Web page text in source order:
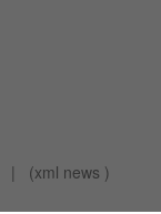
| (xml news )